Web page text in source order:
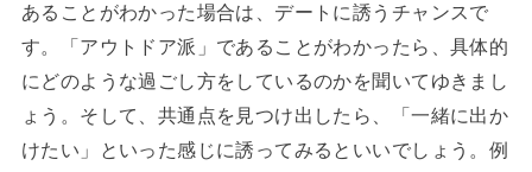
あることがわかった場合は、デートに誘うチャンスで
す。「アウトドア派」であることがわかったら、具体的
にどのような過ごし方をしているのかを聞いてゆきまし
ょう。そして、共通点を見つけ出したら、「一緒に出か
けたい」といった感じに誘ってみるといいでしょう。例